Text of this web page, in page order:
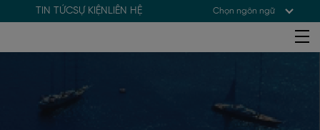
TIN TỨCSỰ KIỆNLIÊN HỆ Chọn ngôn ngữ